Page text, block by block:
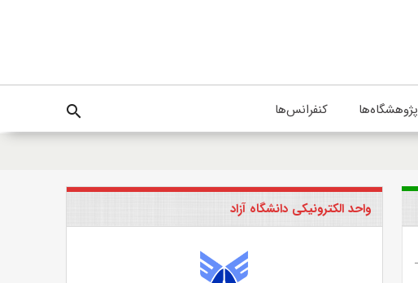
پژوهشگاه‌ها کنفرانس‌ها search
واحد الکترونیکی دانشگاه آزاد